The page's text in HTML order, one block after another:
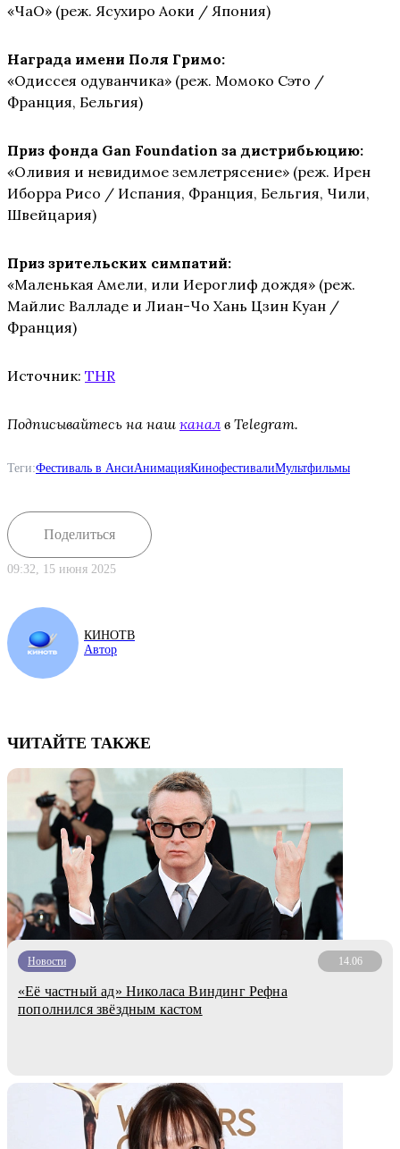
«ЧаО» (реж. Ясухиро Аоки / Япония)
Награда имени Поля Гримо:
«Одиссея одуванчика» (реж. Момоко Сэто /
Франция, Бельгия)
Приз фонда Gan Foundation за дистрибьюцию:
«Оливия и невидимое землетрясение» (реж. Ирен
Иборра Рисо / Испания, Франция, Бельгия, Чили,
Швейцария)
Приз зрительских симпатий:
«Маленькая Амели, или Иероглиф дождя» (реж.
Майлис Валладе и Лиан-Чо Хань Цзин Куан /
Франция)
Источник: THR
Подписывайтесь на наш канал в Telegram.
Теги:Фестиваль в АнсиАнимацияКинофестивалиМультфильмы
Поделиться
09:32, 15 июня 2025
КИНОТВ
Автор
ЧИТАЙТЕ ТАКЖЕ
Новости 14.06
«Её частный ад» Николаса Виндинг Рефна
пополнился звёздным кастом